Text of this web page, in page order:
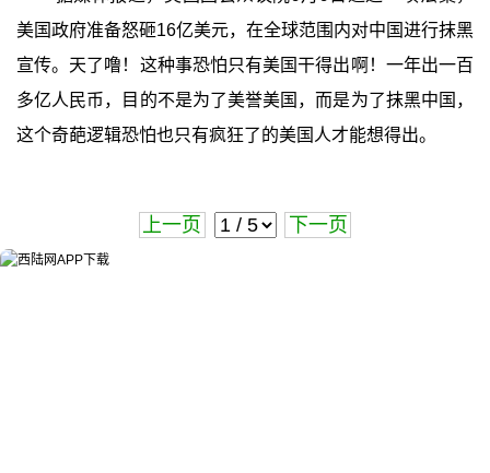
美国政府准备怒砸16亿美元，在全球范围内对中国进行抹黑
宣传。天了噜！这种事恐怕只有美国干得出啊！一年出一百
多亿人民币，目的不是为了美誉美国，而是为了抹黑中国，
这个奇葩逻辑恐怕也只有疯狂了的美国人才能想得出。
上一页 下一页